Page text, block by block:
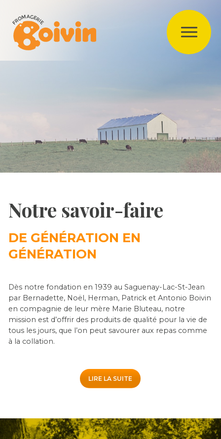
Notre savoir-faire
DE GÉNÉRATION EN
GÉNÉRATION
Dès notre fondation en 1939 au Saguenay-Lac-St-Jean
par Bernadette, Noël, Herman, Patrick et Antonio Boivin
en compagnie de leur mère Marie Bluteau, notre
mission est d’offrir des produits de qualité pour la vie de
tous les jours, que l’on peut savourer aux repas comme
à la collation.
LIRE LA SUITE